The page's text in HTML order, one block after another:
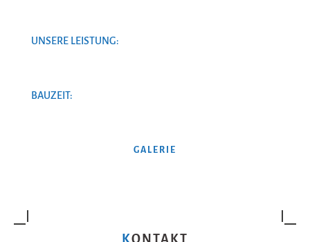
UNSERE LEISTUNG:
BAUZEIT:
GALERIE
KONTAKT